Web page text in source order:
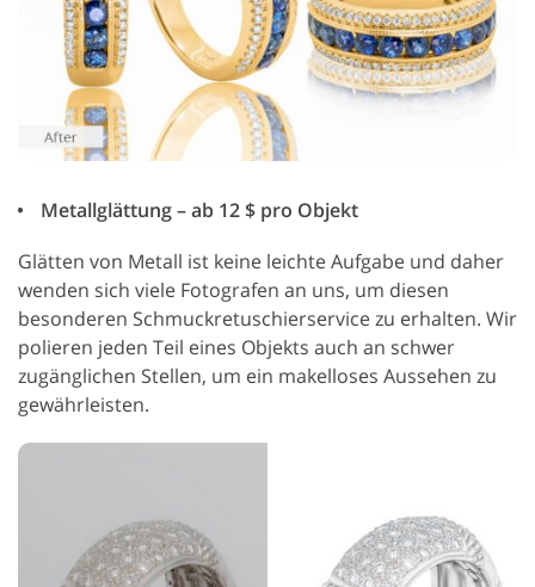
Metallglättung – ab 12 $ pro Objekt
Glätten von Metall ist keine leichte Aufgabe und daher
wenden sich viele Fotografen an uns, um diesen
besonderen Schmuckretuschierservice zu erhalten. Wir
polieren jeden Teil eines Objekts auch an schwer
zugänglichen Stellen, um ein makelloses Aussehen zu
gewährleisten.